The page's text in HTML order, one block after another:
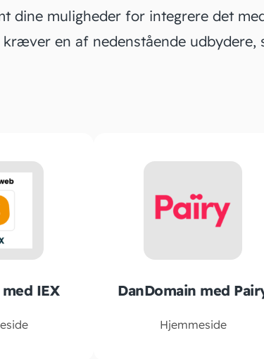
dine muligheder for integrere det
en af nedenstående udbydere,
IEX DanDomain med
Hjemmeside